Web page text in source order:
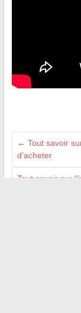
← Tout savoir
d’acheter
Tout savoir sur